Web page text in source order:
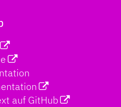
auf GitHub